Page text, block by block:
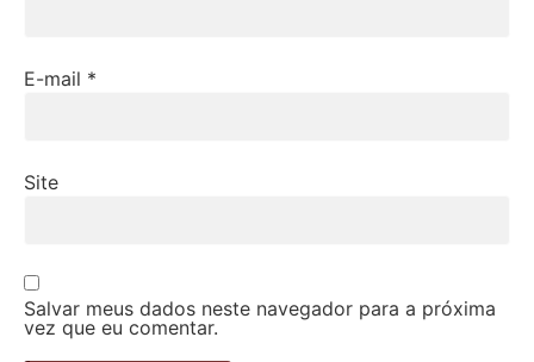
E-mail *
Site
Salvar meus dados neste navegador para a próxima
vez que eu comentar.